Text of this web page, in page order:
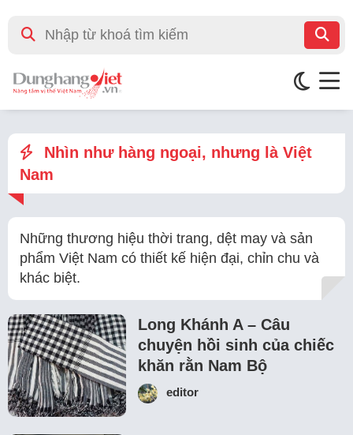
Nhìn như hàng ngoại, nhưng là Việt
Nam
Những thương hiệu thời trang, dệt may và sản
phẩm Việt Nam có thiết kế hiện đại, chỉn chu và
khác biệt.
Long Khánh A – Câu
chuyện hồi sinh của chiếc
khăn rằn Nam Bộ
editor